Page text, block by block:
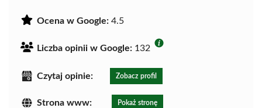
Ocena w Google: 4.5
Liczba opinii w Google: 132
Czytaj opinie: Zobacz profil
Strona www: Pokaż stronę